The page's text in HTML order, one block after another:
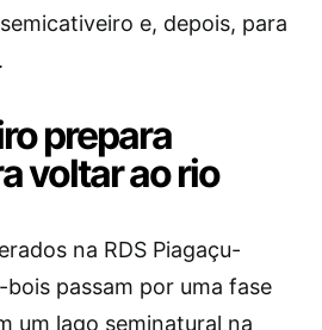
e, depois, para
prepara
voltar ao rio
na RDS Piagaçu-
bois passam por uma fase
um lago seminatural na